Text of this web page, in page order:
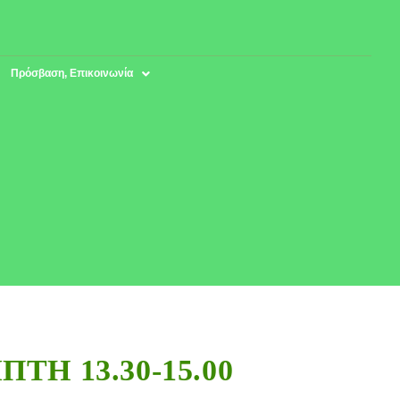
Πρόσβαση, Επικοινωνία
13.30-15.00